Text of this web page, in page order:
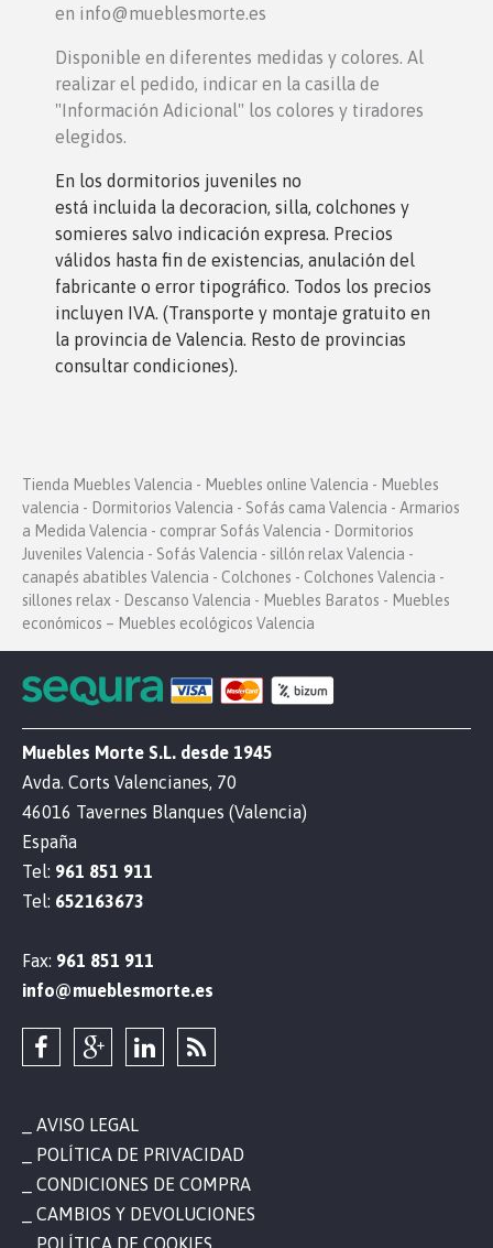
en info@mueblesmorte.es
Disponible en diferentes medidas y colores. Al
realizar el pedido, indicar en la casilla de
"Información Adicional" los colores y tiradores
elegidos.
En los dormitorios juveniles no
está incluida la decoracion, silla, colchones y
somieres salvo indicación expresa. Precios
válidos hasta fin de existencias, anulación del
fabricante o error tipográfico. Todos los precios
incluyen IVA. (Transporte y montaje gratuito en
la provincia de Valencia. Resto de provincias
consultar condiciones).
Tienda Muebles Valencia - Muebles online Valencia - Muebles
valencia - Dormitorios Valencia - Sofás cama Valencia - Armarios
a Medida Valencia - comprar Sofás Valencia - Dormitorios
Juveniles Valencia - Sofás Valencia - sillón relax Valencia -
canapés abatibles Valencia - Colchones - Colchones Valencia -
sillones relax - Descanso Valencia - Muebles Baratos - Muebles
económicos – Muebles ecológicos Valencia
Muebles Morte S.L. desde 1945
Avda. Corts Valencianes, 70
46016 Tavernes Blanques (Valencia)
España
Tel: 961 851 911
Tel: 652163673
Fax: 961 851 911
info@mueblesmorte.es
AVISO LEGAL
POLÍTICA DE PRIVACIDAD
CONDICIONES DE COMPRA
CAMBIOS Y DEVOLUCIONES
POLÍTICA DE COOKIES